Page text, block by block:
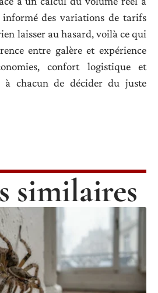
des variations de tarifs
laisser au hasard, voilà ce qui
entre galère et expérience
confort logistique et
à chacun de décider du juste
similaires